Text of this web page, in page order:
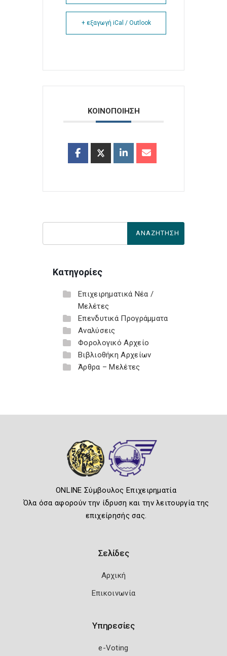
+ εξαγωγή iCal / Outlook
ΚΟΙΝΟΠΟΙΗΣΗ
Κατηγορίες
Επιχειρηματικά Νέα /
Μελέτες
Επενδυτικά Προγράμματα
Αναλύσεις
Φορολογικό Αρχείο
Βιβλιοθήκη Αρχείων
Άρθρα – Μελέτες
ONLINE Σύμβουλος Επιχειρηματία
Όλα όσα αφορούν την ίδρυση και την λειτουργία της
επιχείρησής σας.
Σελίδες
Αρχική
Επικοινωνία
Υπηρεσίες
e-Voting